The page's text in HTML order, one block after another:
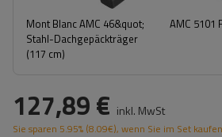
Mont Blanc AMC 46&quot;
Stahl-Dachgepäckträger
(117 cm)
AMC 5101
127,89 € inkl. MwSt
Sie sparen 5.95% (8.09€), wenn Sie im Set